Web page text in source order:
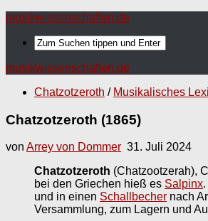
musikwissenschaften.de
musikwissenschaften.de
Chatzotzeroth / Musikalisches
Chatzotzeroth (1865)
von Arrey von Dommer 31. Juli 2024
Chatzotzeroth (Chatzootzerah),
bei den Griechen hieß es Salpinx
und in einen Schallbecher nach
Versammlung, zum Lagern und